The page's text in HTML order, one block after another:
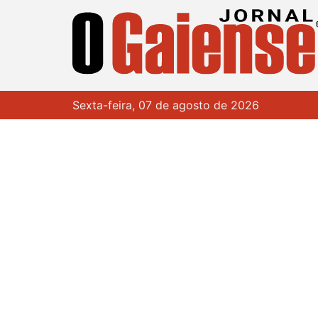
Sexta-feira, 07 de agosto de 2026